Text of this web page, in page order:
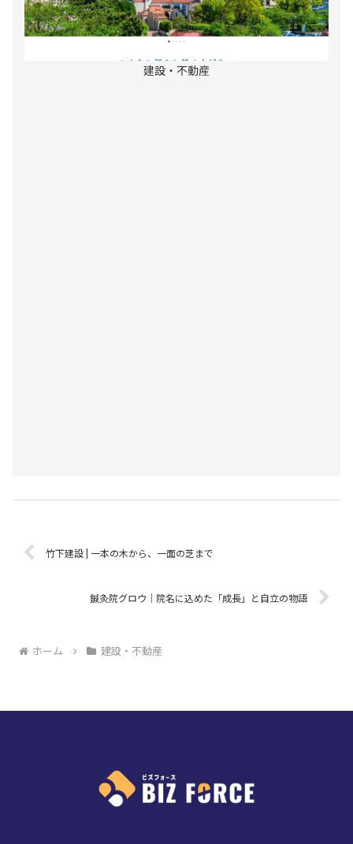
建設・不動産
竹下建設 | 一本の木から、一面の芝まで
鍼灸院グロウ｜院名に込めた「成長」と自立の物語
ホーム 建設・不動産